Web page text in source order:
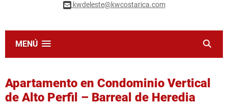
kwdeleste@kwcostarica.com
MENÚ
Apartamento en Condominio Vertical
de Alto Perfil – Barreal de Heredia